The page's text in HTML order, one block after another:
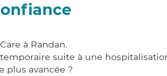
à Randan.
suite à une
plus avancée ?